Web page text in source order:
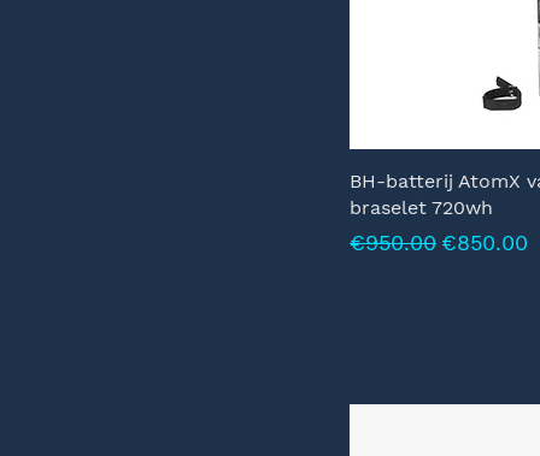
BH-batterij AtomX
braselet 720wh
Normale prijs
€950.00 €850.00